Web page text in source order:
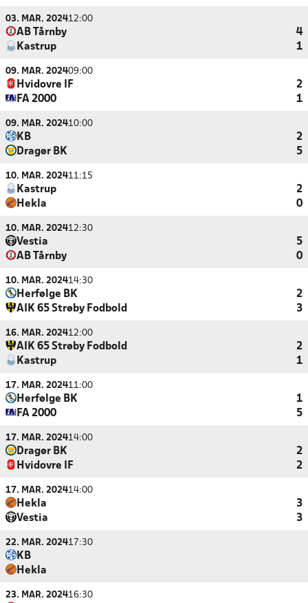
03. MAR. 202412:00
AB Tårnby
4
Kastrup
1
09. MAR. 202409:00
Hvidovre IF
2
FA 2000
1
09. MAR. 202410:00
KB
2
Dragør BK
5
10. MAR. 202411:15
Kastrup
2
Hekla
0
10. MAR. 202412:30
Vestia
5
AB Tårnby
0
10. MAR. 202414:30
Herfølge BK
2
AIK 65 Strøby Fodbold
3
16. MAR. 202412:00
AIK 65 Strøby Fodbold
2
Kastrup
1
17. MAR. 202411:00
Herfølge BK
1
FA 2000
5
17. MAR. 202414:00
Dragør BK
2
Hvidovre IF
2
17. MAR. 202414:00
Hekla
3
Vestia
3
22. MAR. 202417:30
KB
Hekla
23. MAR. 202416:30